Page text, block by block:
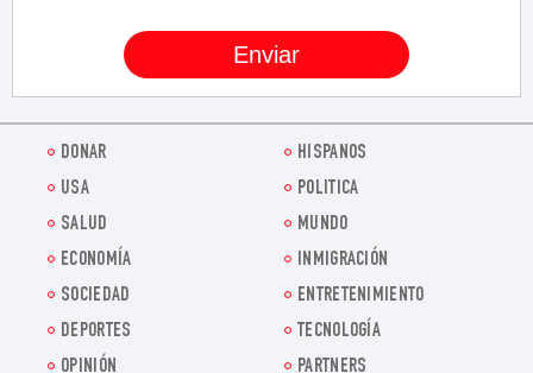
DONAR
HISPANOS
USA
POLITICA
SALUD
MUNDO
ECONOMÍA
INMIGRACIÓN
SOCIEDAD
ENTRETENIMIENTO
DEPORTES
TECNOLOGÍA
OPINIÓN
PARTNERS